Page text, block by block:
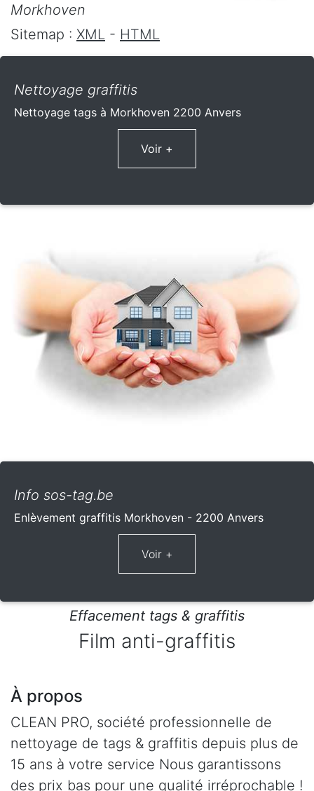
Morkhoven
Sitemap : XML - HTML
Nettoyage graffitis
Nettoyage tags à Morkhoven 2200 Anvers
Voir +
Info sos-tag.be
Enlèvement graffitis Morkhoven - 2200 Anvers
Effacement tags & graffitis
Film anti-graffitis
À propos
CLEAN PRO, société professionnelle de
nettoyage de tags & graffitis depuis plus de
15 ans à votre service Nous garantissons
des prix bas pour une qualité irréprochable !